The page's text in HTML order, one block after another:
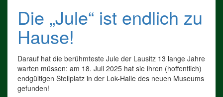
Die „Jule“ ist endlich zu
Hause!
Darauf hat die berühmteste Jule der Lausitz 13 lange Jahre
warten müssen: am 18. Juli 2025 hat sie ihren (hoffentlich)
endgültigen Stellplatz in der Lok-Halle des neuen Museums
gefunden!